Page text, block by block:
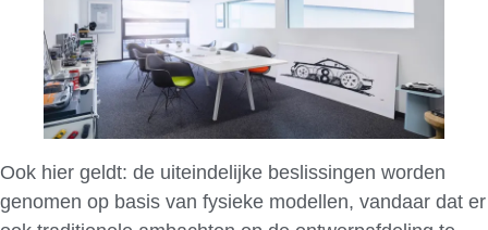
Ook hier geldt: de uiteindelijke beslissingen worden
genomen op basis van fysieke modellen, vandaar dat er